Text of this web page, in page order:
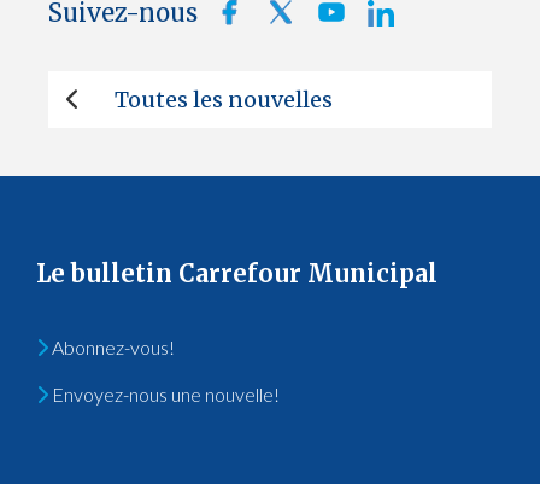
Suivez-nous
Toutes les nouvelles
Le bulletin Carrefour Municipal
Abonnez-vous!
Envoyez-nous une nouvelle!